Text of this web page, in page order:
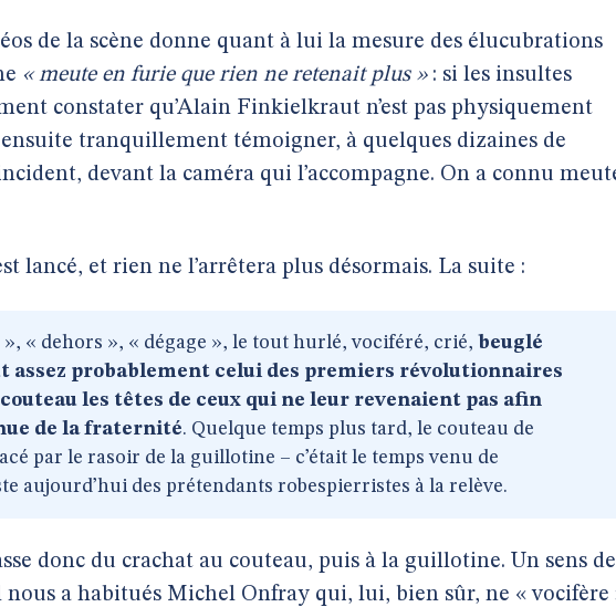
de la scène donne quant à lui la mesure des élucubrations
« meute en furie que rien ne retenait plus »: si les insultes
constater qu’Alain Finkielkraut n’est pas physiquement
tranquillement témoigner, à quelques dizaines de
devant la caméra qui l’accompagne. On a connu
lancé, et rien ne l’arrêtera plus désormais. La suite :
», « dehors », « dégage », le tout hurlé, vociféré, crié, beuglé
assez probablement celui des premiers révolutionnaires
les têtes de ceux qui ne leur revenaient pas afin
de la fraternité. Quelque temps plus tard, le couteau de
par le rasoir de la guillotine – c’était le temps venu de
aujourd’hui des prétendants robespierristes à la relève.
donc du crachat au couteau, puis à la guillotine. Un sens de
a habitués Michel Onfray qui, lui, bien sûr, ne « vocifère